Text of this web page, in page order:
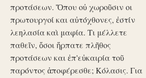
προτάσεων. Ὅπου οὐ χωροῦσιν οι
πρωτουργοί και αὐτόχθονες, ἐστίν
λεηλασία καὶ μαφία. Τι μέλλετε
παθεῖν, ὅσοι ἥρπατε πλῆθος
προτάσεων και ἐπ'εὐκαιρία τοῦ
παρόντος ἀποφέρεσθε; Κόλασις. Για